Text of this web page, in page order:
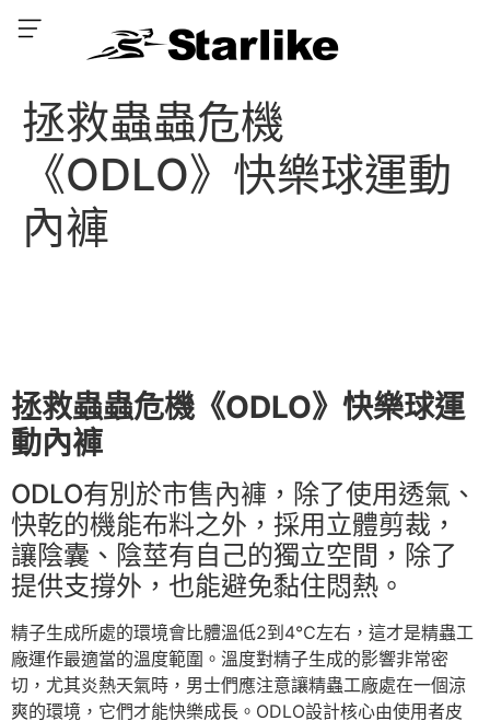
拯救蟲蟲危機
《ODLO》快樂球運動
內褲
拯救蟲蟲危機《ODLO》快樂球運
動內褲
ODLO有別於市售內褲，除了使用透氣、
快乾的機能布料之外，採用立體剪裁，
讓陰囊、陰莖有自己的獨立空間，除了
提供支撐外，也能避免黏住悶熱。
精子生成所處的環境會比體溫低2到4℃左右，這才是精蟲工
廠運作最適當的溫度範圍。溫度對精子生成的影響非常密
切，尤其炎熱天氣時，男士們應注意讓精蟲工廠處在一個涼
爽的環境，它們才能快樂成長。ODLO設計核心由使用者皮